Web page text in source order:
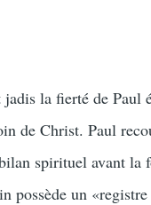
la fierté de Paul
de Christ. Paul
spirituel avant la
possède un